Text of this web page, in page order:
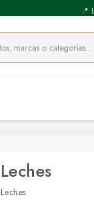
Leches
Leches